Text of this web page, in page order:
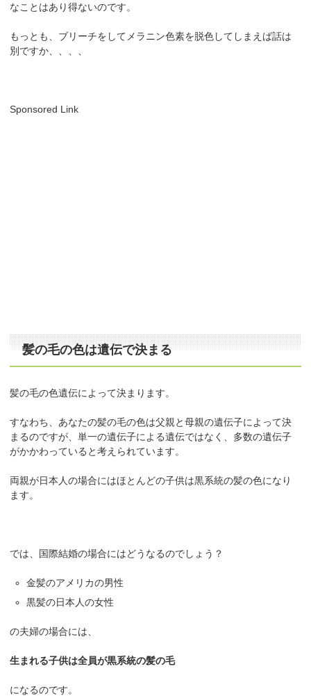
なことはあり得ないのです。
もっとも、ブリーチをしてメラニン色素を脱色してしまえば話は
別ですか、、、、
Sponsored Link
髪の毛の色は遺伝で決まる
髪の毛の色遺伝によって決まります。
すなわち、あなたの髪の毛の色は父親と母親の遺伝子によって決
まるのですが、単一の遺伝子による遺伝ではなく、多数の遺伝子
がかかわっていると考えられています。
両親が日本人の場合にはほとんどの子供は黒系統の髪の色になり
ます。
では、国際結婚の場合にはどうなるのでしょう？
金髪のアメリカの男性
黒髪の日本人の女性
の夫婦の場合には、
生まれる子供は全員が黒系統の髪の毛
になるのです。